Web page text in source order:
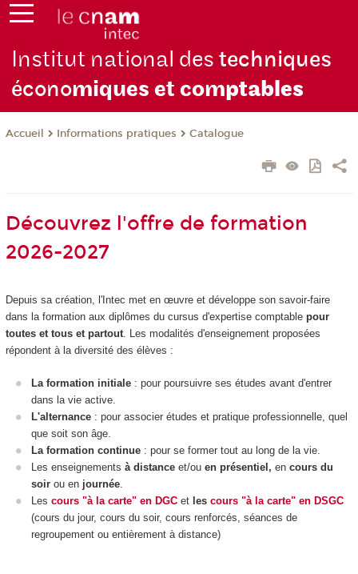
Institut national destechniques
économiques et comptables
Accueil Informations pratiques Catalogue
Découvrez l'offre de formation
2026-2027
Depuis sa création, l'Intec met en œuvre et développe son savoir-faire
dans la formation aux diplômes du cursus d'expertise comptable pour
toutes et tous et partout. Les modalités d'enseignement proposées
répondent à la diversité des élèves :
La formation initiale : pour poursuivre ses études avant d'entrer
dans la vie active.
L'alternance : pour associer études et pratique professionnelle, quel
que soit son âge.
La formation continue : pour se former tout au long de la vie.
Les enseignements à distance et/ou en présentiel, en cours du
soir ou en journée
Les cours "à la carte" en DGC et les cours "à la carte" en DSGC
(cours du jour, cours du soir, cours renforcés, séances de
regroupement ou entièrement à distance)